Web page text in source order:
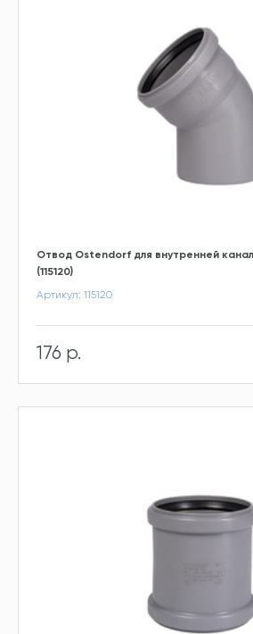
Отвод Ostendorf для внутренней
(115120)
Артикул: 115120
176 р.